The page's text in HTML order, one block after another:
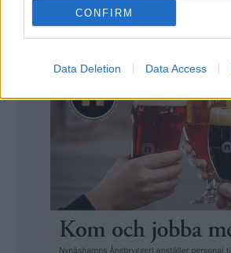
CONFIRM
Data Deletion Data Access
kom, förklarar Weman.